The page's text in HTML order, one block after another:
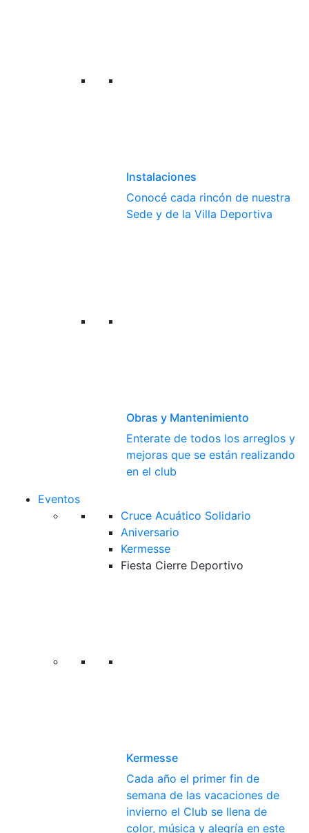
Instalaciones
Conocé cada rincón de nuestra
Sede y de la Villa Deportiva
Obras y Mantenimiento
Enterate de todos los arreglos y
mejoras que se están realizando
en el club
Eventos
Cruce Acuático Solidario
Aniversario
Kermesse
Fiesta Cierre Deportivo
Kermesse
Cada año el primer fin de
semana de las vacaciones de
invierno el Club se llena de
color, música y alegría en este